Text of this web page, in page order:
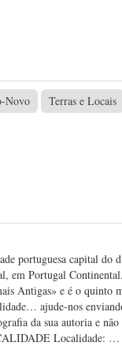
Novo Terras e Locais
portuguesa capital
em Portugal
Antigas» e é o
ajude-nos
da sua autoria e
Localidade: …